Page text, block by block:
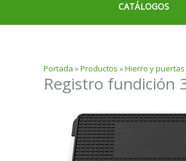
CATÁLOGOS
Portada »Productos »Hierro y
Registro fundición